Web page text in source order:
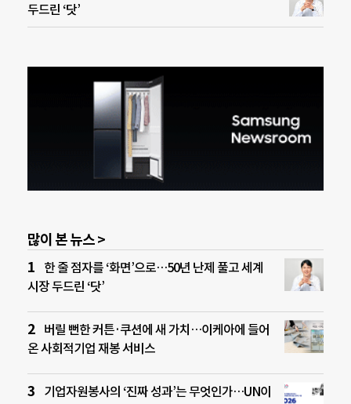
두드린 ‘닷’
많이 본 뉴스 >
한 줄 점자를 ‘화면’으로…50년 난제 풀고 세계
시장 두드린 ‘닷’
버릴 뻔한 커튼·쿠션에 새 가치…이케아에 들어
온 사회적기업 재봉 서비스
기업자원봉사의 ‘진짜 성과’는 무엇인가…UN이